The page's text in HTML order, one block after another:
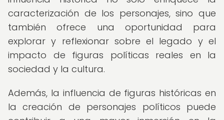
caracterización de los personajes, sino que
también ofrece una oportunidad para
explorar y reflexionar sobre el legado y el
impacto de figuras políticas reales en la
sociedad y la cultura.
Además, la influencia de figuras históricas en
la creación de personajes políticos puede